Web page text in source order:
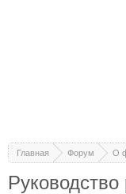
Главная Форум О